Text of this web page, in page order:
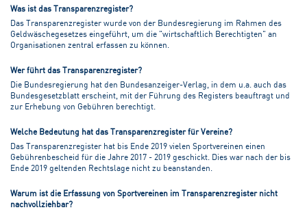
Was ist das Transparenzregister?
Das Transparenzregister wurde von der Bundesregierung im Rahmen des
Geldwäschegesetzes eingeführt, um die "wirtschaftlich Berechtigten" an
Organisationen zentral erfassen zu können.
Wer führt das Transparenzregister?
Die Bundesregierung hat den Bundesanzeiger-Verlag, in dem u.a. auch das
Bundesgesetzblatt erscheint, mit der Führung des Registers beauftragt und
zur Erhebung von Gebühren berechtigt.
Welche Bedeutung hat das Transparenzregister für Vereine?
Das Transparenzregister hat bis Ende 2019 vielen Sportvereinen einen
Gebührenbescheid für die Jahre 2017 - 2019 geschickt. Dies war nach der bis
Ende 2019 geltenden Rechtslage nicht zu beanstanden.
Warum ist die Erfassung von Sportvereinen im Transparenzregister nicht
nachvollziehbar?